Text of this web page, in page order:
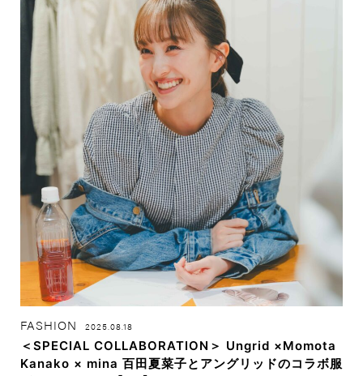
FASHION 2025.08.18
＜SPECIAL COLLABORATION＞ Ungrid ×Momota
Kanako × mina 百田夏菜子とアングリッドのコラボ服